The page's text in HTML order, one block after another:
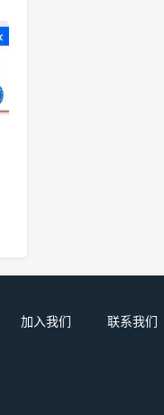
加入我们 联系我们